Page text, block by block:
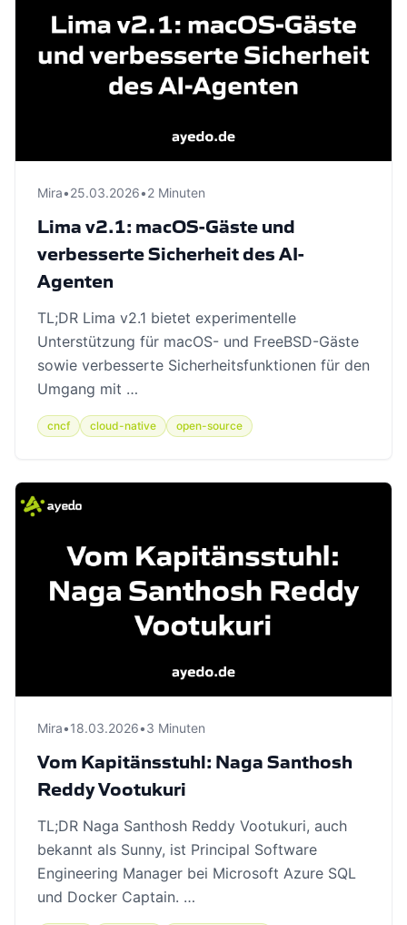
Mira•25.03.2026•2 Minuten
Lima v2.1: macOS-Gäste und
verbesserte Sicherheit des AI-
Agenten
TL;DR Lima v2.1 bietet experimentelle
Unterstützung für macOS- und FreeBSD-Gäste
sowie verbesserte Sicherheitsfunktionen für den
Umgang mit …
cncf cloud-native open-source
Mira•18.03.2026•3 Minuten
Vom Kapitänsstuhl: Naga Santhosh
Reddy Vootukuri
TL;DR Naga Santhosh Reddy Vootukuri, auch
bekannt als Sunny, ist Principal Software
Engineering Manager bei Microsoft Azure SQL
und Docker Captain. …